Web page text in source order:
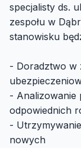
specjalisty ds.
zespołu w
stanowisku
- Doradztwo w
- Analizowanie
odpowiednich
-
nowych